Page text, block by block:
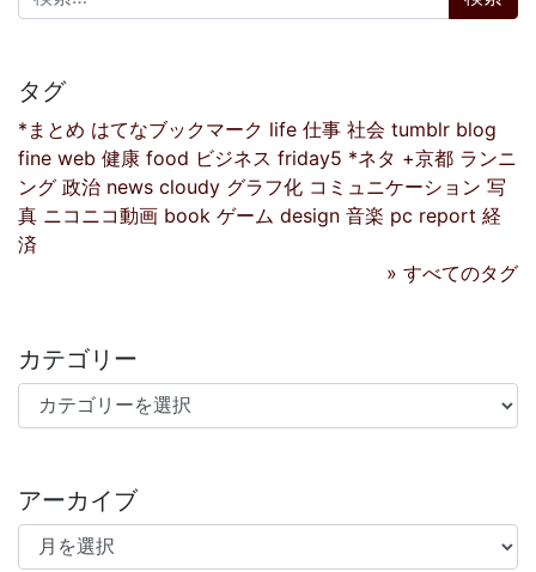
タグ
*まとめ はてなブックマーク life 仕事 社会 tumblr blog
fine web 健康 food ビジネス friday5 *ネタ +京都 ランニ
ング 政治 news cloudy グラフ化 コミュニケーション 写
真 ニコニコ動画 book ゲーム design 音楽 pc report 経
済
» すべてのタグ
カテゴリー
カテゴリー
アーカイブ
アーカイブ